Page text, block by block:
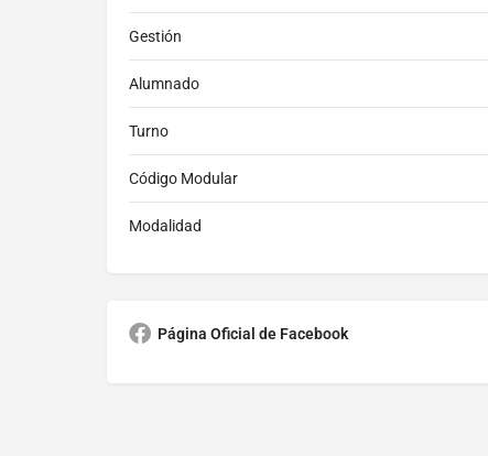
Gestión
Alumnado
Turno
Código Modular
Modalidad
Página Oficial de Facebook